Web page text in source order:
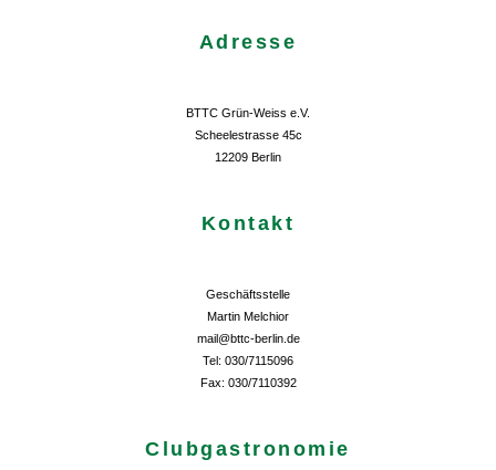
Adresse
BTTC Grün-Weiss e.V.
Scheelestrasse 45c
12209 Berlin
Kontakt
Geschäftsstelle
Martin Melchior
mail@bttc-berlin.de
Tel: 030/7115096
Fax: 030/7110392
Clubgastronomie